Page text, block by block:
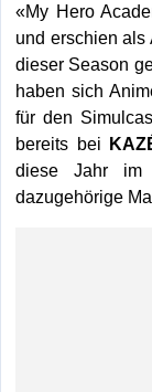
«My Hero
und erschien als
dieser Season
haben sich
für den
bereits bei
diese Jahr im
dazugehörige